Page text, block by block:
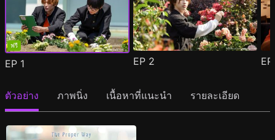
ฟรี
EP 1 EP 2
ตัวอย่าง ภาพนิ่ง เนื้อหาที่แนะนำ รายละเอียด